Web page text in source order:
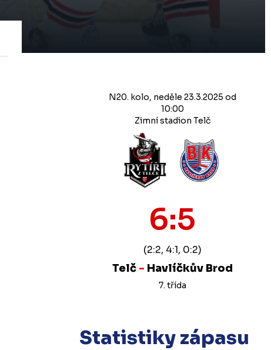
N20. kolo, neděle 23.3.2025 od
10:00
Zimní stadion Telč
6:5
(2:2, 4:1, 0:2)
Telč - Havlíčkův Brod
7. třída
Statistiky zápasu